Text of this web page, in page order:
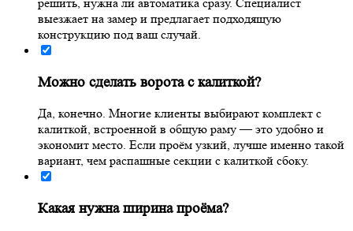
выезжает на замер и предлагает подходящую
конструкцию под ваш случай.
Можно сделать ворота с калиткой?
Да, конечно. Многие клиенты выбирают комплект с
калиткой, встроенной в общую раму — это удобно и
экономит место. Если проём узкий, лучше именно такой
вариант, чем распашные секции с калиткой сбоку.
Какая нужна ширина проёма?